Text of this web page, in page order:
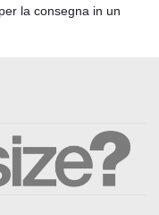
la consegna in un